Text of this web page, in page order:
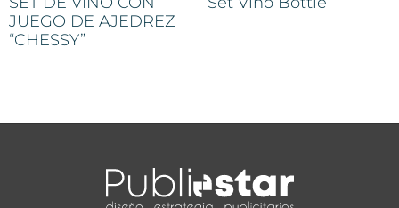
JUEGO DE AJEDREZ
“CHESSY”